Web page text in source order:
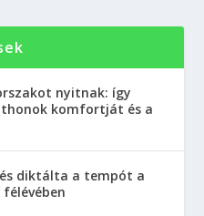
nyitnak: így
komfortját és a
diktálta a tempót a